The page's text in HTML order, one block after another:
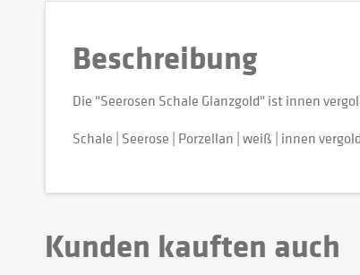
Beschreibung
Die "Seerosen Schale Glanzgold" ist innen
Schale | Seerose | Porzellan | weiß | innen
Kunden kauften auch